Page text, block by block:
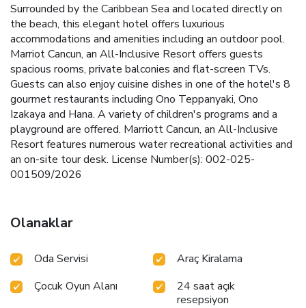
Surrounded by the Caribbean Sea and located directly on
the beach, this elegant hotel offers luxurious
accommodations and amenities including an outdoor pool.
Marriot Cancun, an All-Inclusive Resort offers guests
spacious rooms, private balconies and flat-screen TVs.
Guests can also enjoy cuisine dishes in one of the hotel's 8
gourmet restaurants including Ono Teppanyaki, Ono
Izakaya and Hana. A variety of children's programs and a
playground are offered. Marriott Cancun, an All-Inclusive
Resort features numerous water recreational activities and
an on-site tour desk. License Number(s): 002-025-
001509/2026
Olanaklar
Oda Servisi
Araç Kiralama
Çocuk Oyun Alanı
24 saat açık
resepsiyon